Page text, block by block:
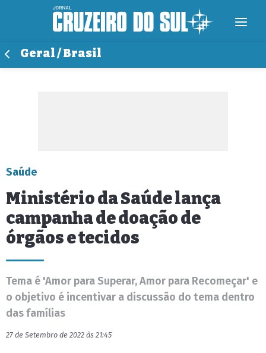
Geral / Brasil
Saúde
Ministério da Saúde lança
campanha de doação de
órgãos e tecidos
Tema é 'Amor para Superar, Amor para Recomeçar' e
o objetivo é incentivar a discussão do tema dentro
das famílias
27 de Setembro de 2022 às 21:45